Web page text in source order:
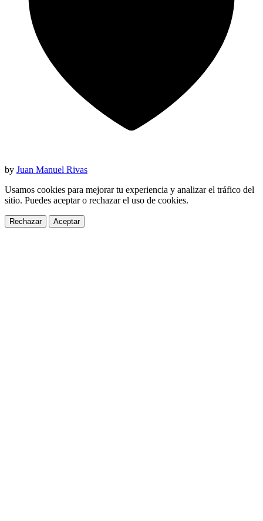
by Juan Manuel Rivas
Usamos cookies para mejorar tu experiencia y analizar el tráfico del
sitio. Puedes aceptar o rechazar el uso de cookies.
Rechazar Aceptar